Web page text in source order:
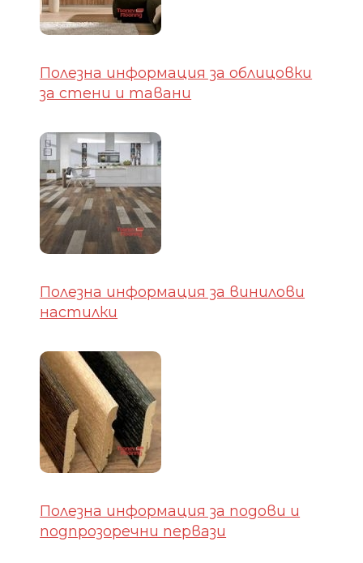
Полезна информация за облицовки
за стени и тавани
Полезна информация за винилови
настилки
Полезна информация за подови и
подпрозоречни первази